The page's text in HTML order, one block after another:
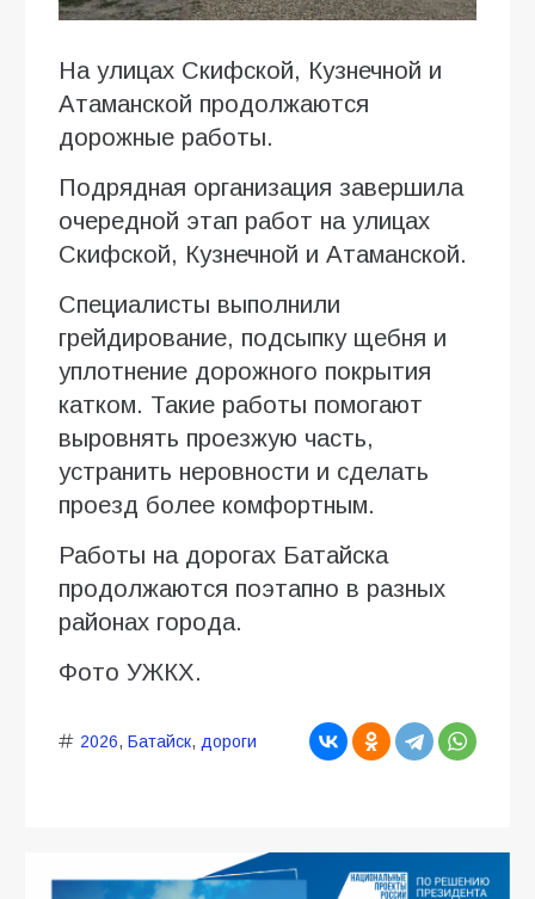
На улицах Скифской, Кузнечной и
Атаманской продолжаются
дорожные работы.
Подрядная организация завершила
очередной этап работ на улицах
Скифской, Кузнечной и Атаманской.
Специалисты выполнили
грейдирование, подсыпку щебня и
уплотнение дорожного покрытия
катком. Такие работы помогают
выровнять проезжую часть,
устранить неровности и сделать
проезд более комфортным.
Работы на дорогах Батайска
продолжаются поэтапно в разных
районах города.
Фото УЖКХ.
2026, Батайск, дороги